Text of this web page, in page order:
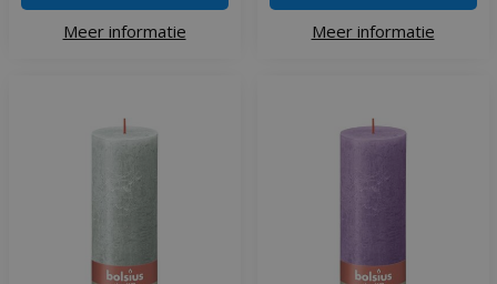
Meer informatie Meer informatie